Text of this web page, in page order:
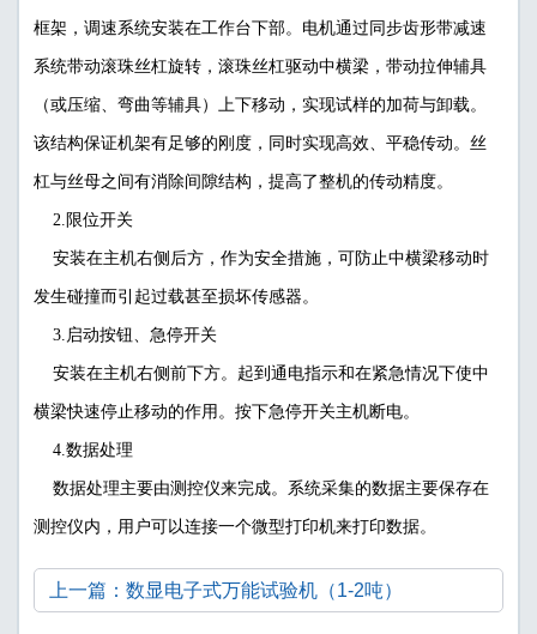
框架，调速系统安装在工作台下部。电机通过同步齿形带减速
系统带动滚珠丝杠旋转，滚珠丝杠驱动中横梁，带动拉伸辅具
（或压缩、弯曲等辅具）上下移动，实现试样的加荷与卸载。
该结构保证机架有足够的刚度，同时实现高效、平稳传动。丝
杠与丝母之间有消除间隙结构，提高了整机的传动精度。
2.限位开关
安装在主机右侧后方，作为安全措施，可防止中横梁移动时
发生碰撞而引起过载甚至损坏传感器。
3.启动按钮、急停开关
安装在主机右侧前下方。起到通电指示和在紧急情况下使中
横梁快速停止移动的作用。按下急停开关主机断电。
4.数据处理
数据处理主要由测控仪来完成。系统采集的数据主要保存在
测控仪内，用户可以连接一个微型打印机来打印数据。
上一篇：数显电子式万能试验机（1-2吨）